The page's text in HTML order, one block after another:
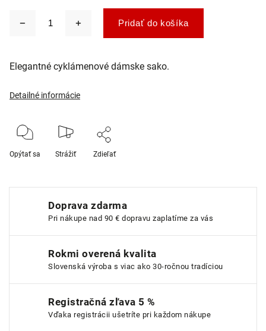
Pridať do košíka
Elegantné cyklámenové dámske sako.
Detailné informácie
Opýtať sa Strážiť Zdieľať
Doprava zdarma
Pri nákupe nad 90 € dopravu zaplatíme za vás
Rokmi overená kvalita
Slovenská výroba s viac ako 30-ročnou tradíciou
Registračná zľava 5 %
Vďaka registrácii ušetríte pri každom nákupe